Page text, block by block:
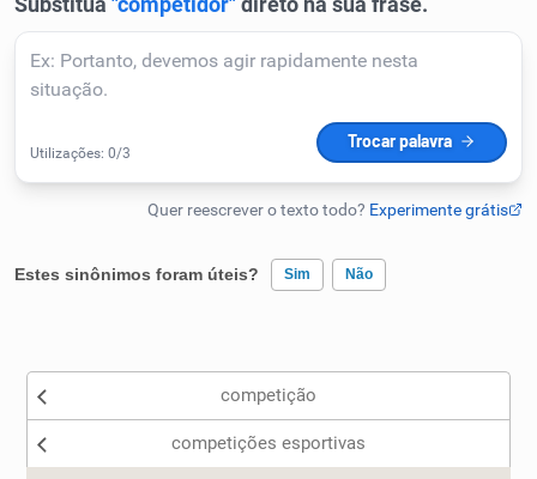
Humanizador de IA
Cata-letras
Estes sinônimos foram úteis? Sim Não
Nenhum dos sinônimos apresentados me ajudou
competição
competições esportivas